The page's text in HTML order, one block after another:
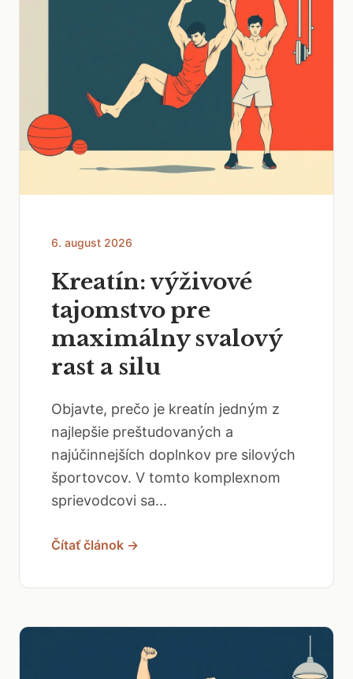
6. august 2026
Kreatín: výživové
tajomstvo pre
maximálny svalový
rast a silu
Objavte, prečo je kreatín jedným z
najlepšie preštudovaných a
najúčinnejších doplnkov pre silových
športovcov. V tomto komplexnom
sprievodcovi sa...
Čítať článok →